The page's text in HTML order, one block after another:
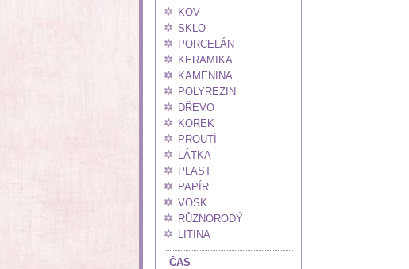
KOV
SKLO
PORCELÁN
KERAMIKA
KAMENINA
POLYREZIN
DŘEVO
KOREK
PROUTÍ
LÁTKA
PLAST
PAPÍR
VOSK
RŮZNORODÝ
LITINA
ČAS